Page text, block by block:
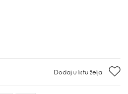
Dodaj u listu želja